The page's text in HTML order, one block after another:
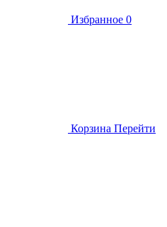
Избранное 0
Корзина Перейти